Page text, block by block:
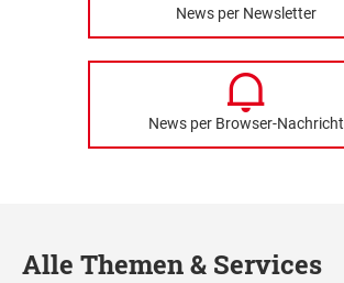
News per Newsletter
News per Browser-Nachricht
Alle Themen & Services